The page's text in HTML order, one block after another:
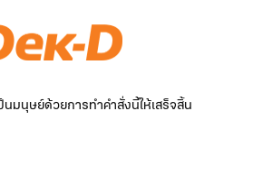
มนุษย์ด้วยการทำคำสั่งนี้ให้เสร็จสิ้น